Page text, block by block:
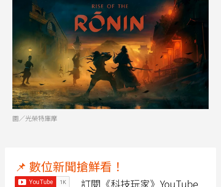
圖／光榮特庫摩
📌 數位新聞搶鮮看！
訂閱《科技玩家》YouTube